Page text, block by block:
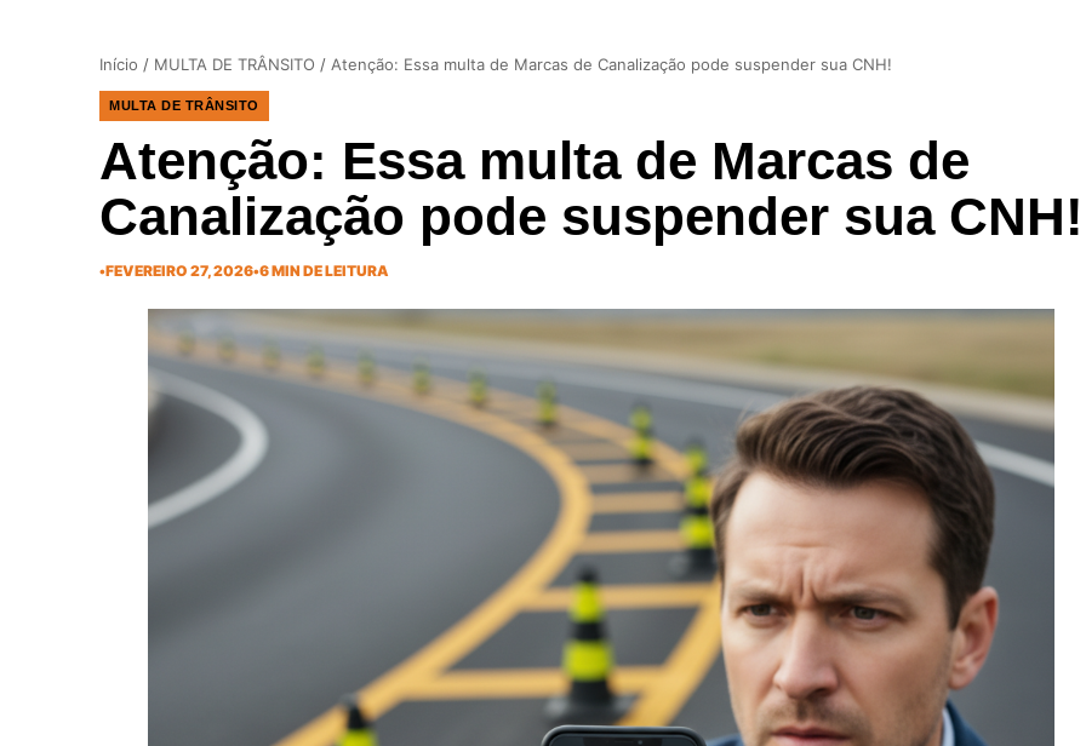
Início / MULTA DE TRÂNSITO / Atenção: Essa multa de Marcas de Canalização pode suspender sua CNH!
MULTA DE TRÂNSITO
Atenção: Essa multa de Marcas de
Canalização pode suspender sua CNH!
•FEVEREIRO 27, 2026•6 MIN DE LEITURA